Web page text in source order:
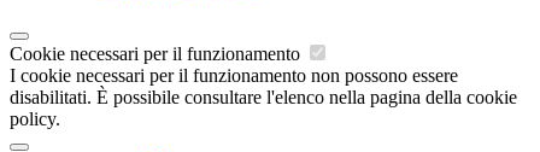
Cookie necessari per il funzionamento
I cookie necessari per il funzionamento non possono essere
disabilitati. È possibile consultare l'elenco nella pagina della cookie
policy.